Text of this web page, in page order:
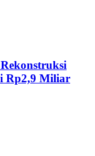
Rp2,9 Miliar